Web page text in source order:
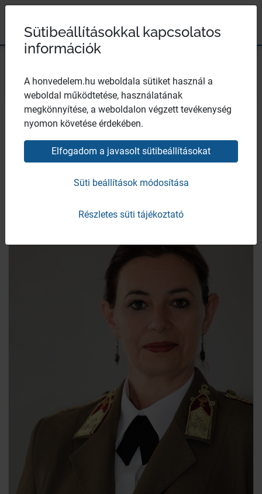
Egészségügyi központ
Dr. Sasi Ágnes
orvos ezredes
intézetvezető főorvos, MH főszakorvosRepülőorvosi-,
Alkalmasságvizsgáló és Gyógyító Intézet (RAVGYI)
Széchenyi 2020
Sütibeállításokkal kapcsolatos
információk
A honvedelem.hu weboldala sütiket használ a
weboldal működtetése, használatának
megkönnyítése, a weboldalon végzett tevékenység
nyomon követése érdekében.
Elfogadom a javasolt sütibeállításokat
Süti beállítások módosítása
Részletes süti tájékoztató